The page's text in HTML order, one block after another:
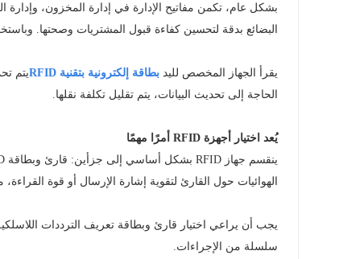
بشكل عام، تكمن مفاتيح الإدارة في إدارة المخزون، وإدارة
البضائع بدقة لتحسين كفاءة قبول المشتريات وصحتها.
يقرأ الجهاز المخصص لليد بطاقة إلكترونية بتقنية RFID
يتم
الحاجة إلى تحديث البيانات، يتم تقليل تكلفة نقلها.
يُعد اختيار أجهزة RFID أمرًا مهمًا
الهوائيات حول القارئ لتقوية إشارة الإرسال أو قوة
سلسلة من الإجراءات.